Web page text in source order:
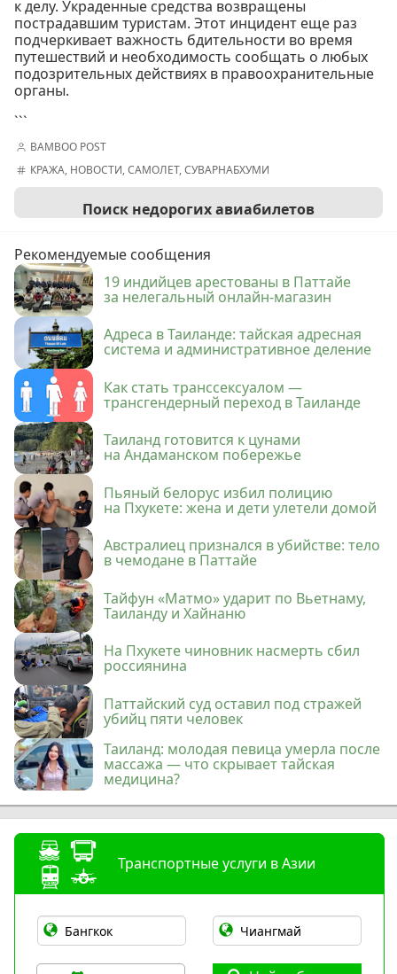
к делу. Украденные средства возвращены
пострадавшим туристам. Этот инцидент еще раз
подчеркивает важность бдительности во время
путешествий и необходимость сообщать о любых
подозрительных действиях в правоохранительные
органы.
```
BAMBOO POST
КРАЖА, НОВОСТИ,САМОЛЕТ,СУВАРНАБХУМИ
Поиск недорогих авиабилетов
Рекомендуемые сообщения
19 индийцев арестованы в Паттайе
за нелегальный онлайн-магазин
Адреса в Таиланде: тайская адресная
система и административное деление
Как стать транссексуалом —
трансгендерный переход в Таиланде
Таиланд готовится к цунами
на Андаманском побережье
Пьяный белорус избил полицию
на Пхукете: жена и дети улетели домой
Австралиец признался в убийстве: тело
в чемодане в Паттайе
Тайфун «Матмо» ударит по Вьетнаму,
Таиланду и Хайнаню
На Пхукете чиновник насмерть сбил
россиянина
Паттайский суд оставил под стражей
убийц пяти человек
Таиланд: молодая певица умерла после
массажа — что скрывает тайская
медицина?
Транспортные услуги в Азии